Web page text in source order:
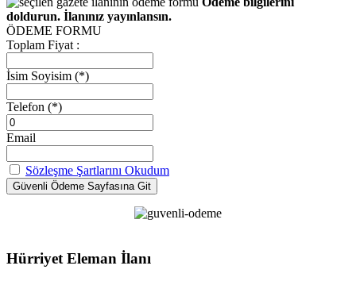
doldurun. İlanınız yayınlansın.
ÖDEME FORMU
Toplam Fiyat :
İsim Soyisim (*)
Telefon (*)
Email
Sözleşme Şartlarını Okudum
Hürriyet Eleman İlanı